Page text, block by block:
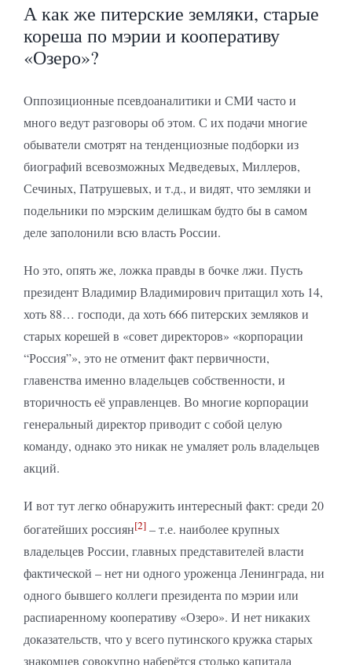
А как же питерские земляки, старые
кореша по мэрии и кооперативу
«Озеро»?
Оппозиционные псевдоаналитики и СМИ часто и
много ведут разговоры об этом. С их подачи многие
обыватели смотрят на тенденциозные подборки из
биографий всевозможных Медведевых, Миллеров,
Сечиных, Патрушевых, и т.д., и видят, что земляки и
подельники по мэрским делишкам будто бы в самом
деле заполонили всю власть России.
Но это, опять же, ложка правды в бочке лжи. Пусть
президент Владимир Владимирович притащил хоть 14,
хоть 88… господи, да хоть 666 питерских земляков и
старых корешей в «совет директоров» «корпорации
“Россия”», это не отменит факт первичности,
главенства именно владельцев собственности, и
вторичность её управленцев. Во многие корпорации
генеральный директор приводит с собой целую
команду, однако это никак не умаляет роль владельцев
акций.
И вот тут легко обнаружить интересный факт: среди 20
богатейших россиян[2] – т.е. наиболее крупных
владельцев России, главных представителей власти
фактической – нет ни одного уроженца Ленинграда, ни
одного бывшего коллеги президента по мэрии или
распиаренному кооперативу «Озеро». И нет никаких
доказательств, что у всего путинского кружка старых
знакомцев совокупно наберётся столько капитала